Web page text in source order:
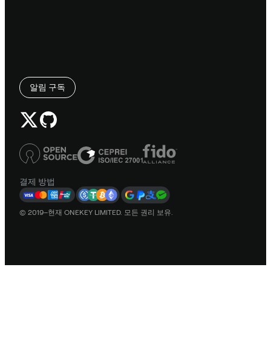
알림 구독
결제 방법
© 2019–현재 ONEKEY LIMITED. 모든 권리 보유.